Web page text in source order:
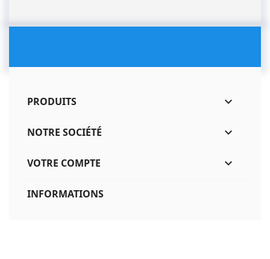
PRODUITS 
NOTRE SOCIÉTÉ 
VOTRE COMPTE 
INFORMATIONS